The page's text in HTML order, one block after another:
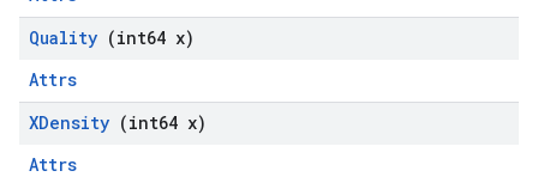
Quality (int64 x)
Attrs
XDensity (int64 x)
Attrs